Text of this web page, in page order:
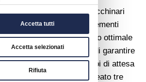
Accetta tutti
Accetta selezionati
Rifiuta
prestazioni dei nostri macchinari
stampa è uno degli elementi
garantire uno svolgimento ottimale
clienti. Con l’obiettivo di garantire
eliminando tempi di attesa
sorprese, abbiamo creato tre